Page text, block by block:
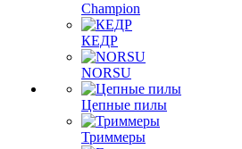
Champion
КЕДР
NORSU
Цепные пилы
Триммеры